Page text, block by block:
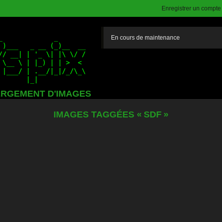
Enregistrer un
D'IMAGES
En cours de maintenance
IMAGES TAGGÉES « SDF »